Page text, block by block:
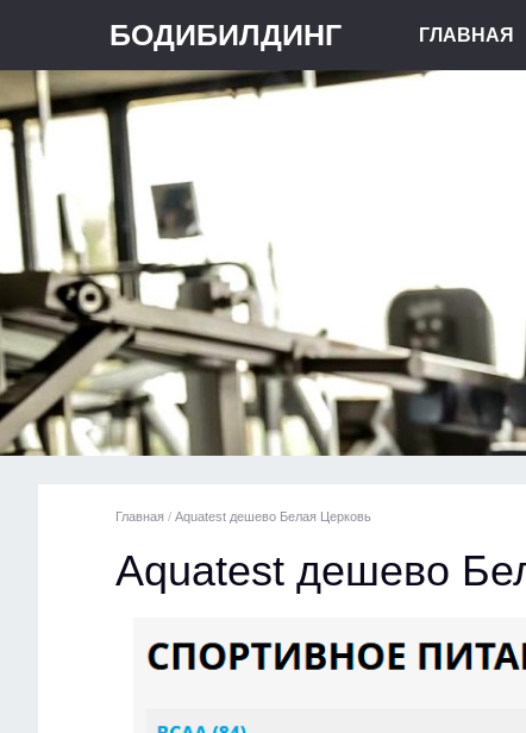
БОДИБИЛДИНГ ГЛАВНАЯ
Главная / Aquatest дешево Белая Церковь
Aquatest дешево